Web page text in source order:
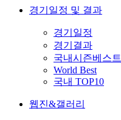
경기일정 및 결과
경기일정
경기결과
국내시즌베스트
World Best
국내 TOP10
웹진&갤러리